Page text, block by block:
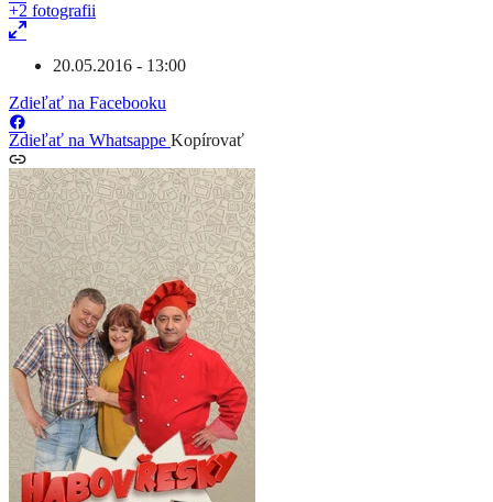
+2 fotografii
20.05.2016 - 13:00
Zdieľať na Facebooku
Zdieľať na Whatsappe Kopírovať